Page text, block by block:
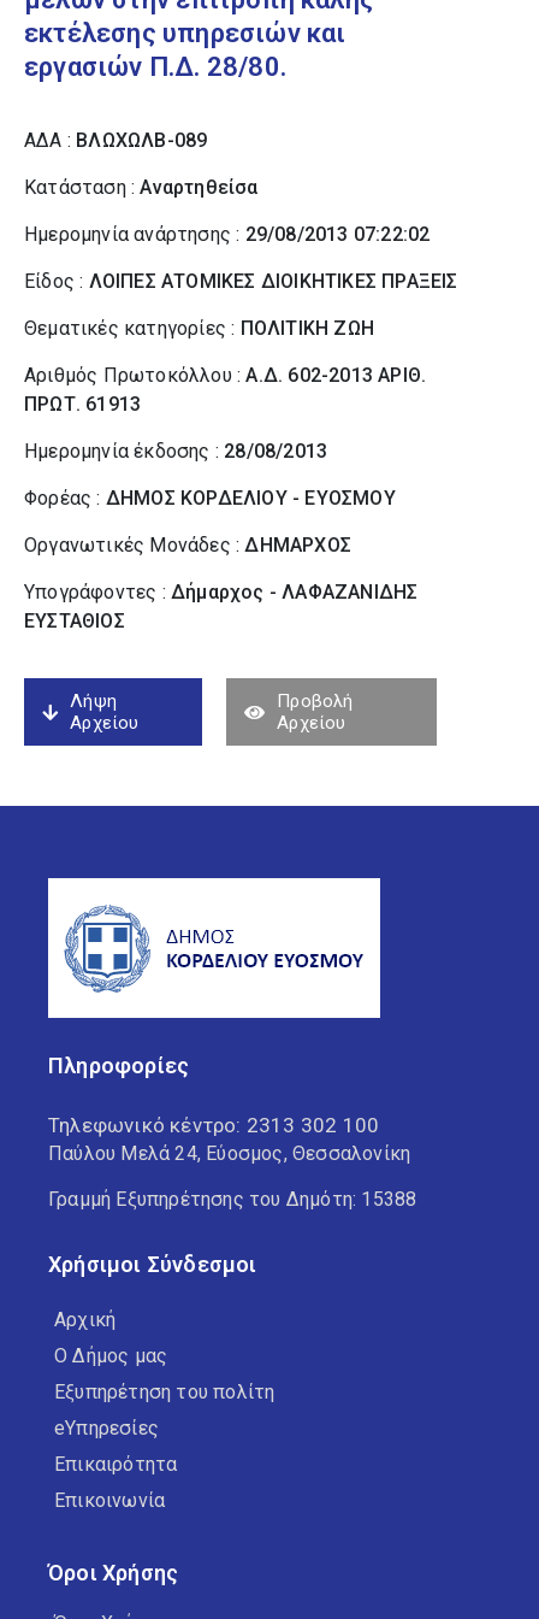
εκτέλεσης υπηρεσιών και
εργασιών Π.Δ. 28/80.
ΑΔΑ : ΒΛΩΧΩΛΒ-089
Κατάσταση :Αναρτηθείσα
Ημερομηνία ανάρτησης : 29/08/2013 07:22:02
Είδος : ΛΟΙΠΕΣ ΑΤΟΜΙΚΕΣ ΔΙΟΙΚΗΤΙΚΕΣ ΠΡΑΞΕΙΣ
Θεματικές κατηγορίες : ΠΟΛΙΤΙΚΗ ΖΩΗ
Αριθμός Πρωτοκόλλου :Α.Δ. 602-2013 ΑΡΙΘ.
ΠΡΩΤ. 61913
Ημερομηνία έκδοσης : 28/08/2013
Φορέας : ΔΗΜΟΣ ΚΟΡΔΕΛΙΟΥ - ΕΥΟΣΜΟΥ
Οργανωτικές Μονάδες :ΔΗΜΑΡΧΟΣ
Υπογράφοντες : Δήμαρχος - ΛΑΦΑΖΑΝΙΔΗΣ
ΕΥΣΤΑΘΙΟΣ
Λήψη
Αρχείου
Προβολή
Αρχείου
Πληροφορίες
Τηλεφωνικό κέντρο: 2313 302 100
Παύλου Μελά 24, Εύοσμος, Θεσσαλονίκη
Γραμμή Εξυπηρέτησης του Δημότη: 15388
Χρήσιμοι Σύνδεσμοι
Αρχική
Ο Δήμος μας
Εξυπηρέτηση του πολίτη
eΥπηρεσίες
Επικαιρότητα
Επικοινωνία
Όροι Χρήσης